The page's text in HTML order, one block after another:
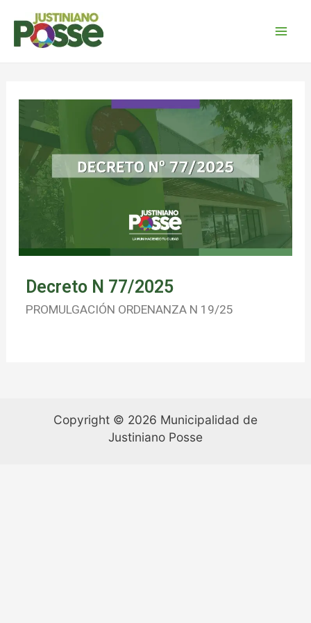
Decreto N 77/2025
PROMULGACIÓN ORDENANZA N 19/25
Copyright © 2026 Municipalidad de
Justiniano Posse